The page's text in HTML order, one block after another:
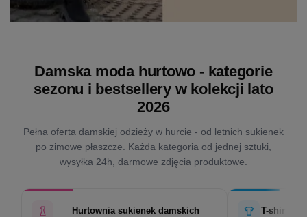
Damska moda hurtowo - kategorie
sezonu i bestsellery w kolekcji lato
2026
Pełna oferta damskiej odzieży w hurcie - od letnich sukienek
po zimowe płaszcze. Każda kategoria od jednej sztuki,
wysyłka 24h, darmowe zdjęcia produktowe.
Hurtownia sukienek damskich T-shirty